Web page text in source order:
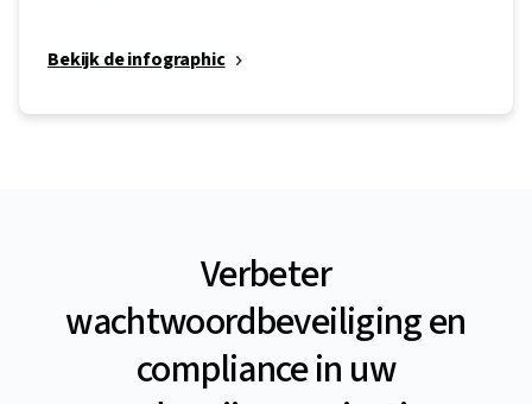
Bekijk de infographic
Verbeter
wachtwoordbeveiliging en
compliance in uw